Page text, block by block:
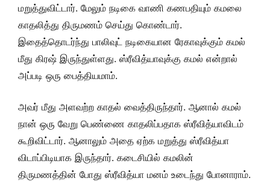
மறுத்துவிட்டார். மேலும் நடிகை வாணி கணபதியும் கமலை
காதலித்து திருமணம் செய்து கொண்டார்.
இதைத்தொடர்ந்து பாலிவுட் நடிகையான ரேகாவுக்கும் கமல்
மீது கிரஷ் இருந்துள்ளது. ஸ்ரீவித்யாவுக்கு கமல் என்றால்
அப்படி ஒரு பைத்தியமாம்.
அவர் மீது அளவற்ற காதல் வைத்திருந்தார். ஆனால் கமல்
நான் ஒரு வேறு பெண்ணை காதலிப்பதாக ஸ்ரீவித்யாவிடம்
கூறிவிட்டார். ஆனாலும் அதை ஏற்க மறுத்து ஸ்ரீவித்யா
விடாப்பிடியாக இருந்தார். கடைசியில் கமலின்
திருமணத்தின் போது ஸ்ரீவித்யா மனம் உடைந்து போனாராம்.